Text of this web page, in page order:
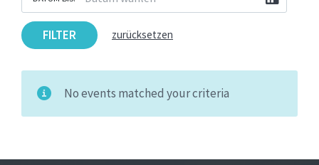
FILTER zurücksetzen
No events matched your criteria